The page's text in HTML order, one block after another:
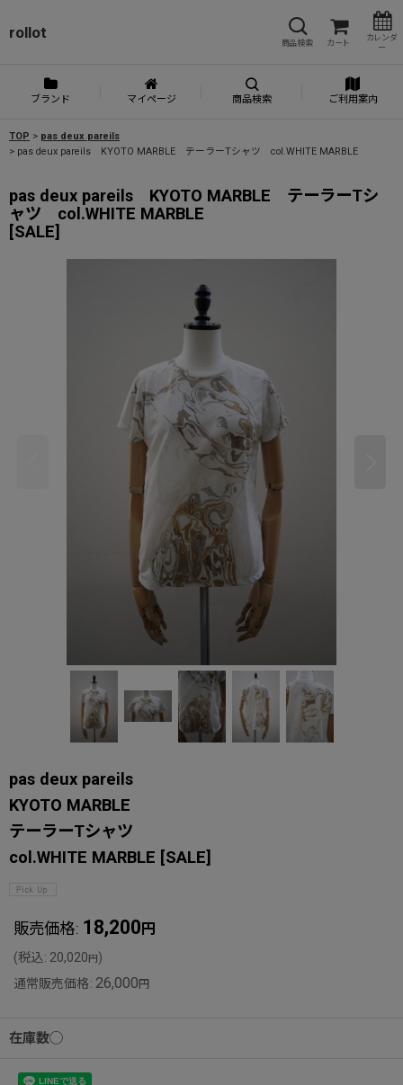
rollot
商品検索 カート
カレンダ
ー
ブランド マイページ 商品検索 ご利用案内
TOP > pas deux pareils
> pas deux pareils KYOTO MARBLE テーラーTシャツ col.WHITE MARBLE
pas deux pareils KYOTO MARBLE テーラーTシ
ャツ col.WHITE MARBLE
[SALE]
pas deux pareils
KYOTO MARBLE
テーラーTシャツ
col.WHITE MARBLE [SALE]
販売価格: 18,200 円
(税込: 20,020円)
通常販売価格: 26,000円
在庫数◯